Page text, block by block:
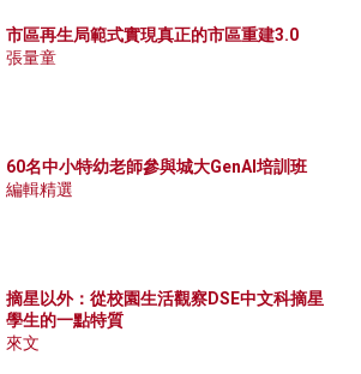
市區再生局範式實現真正的市區重建3.0
張量童
60名中小特幼老師參與城大GenAI培訓班
編輯精選
摘星以外：從校園生活觀察DSE中文科摘星
學生的一點特質
來文